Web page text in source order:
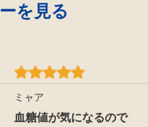
を見る
ミャア
血糖値が気になるので